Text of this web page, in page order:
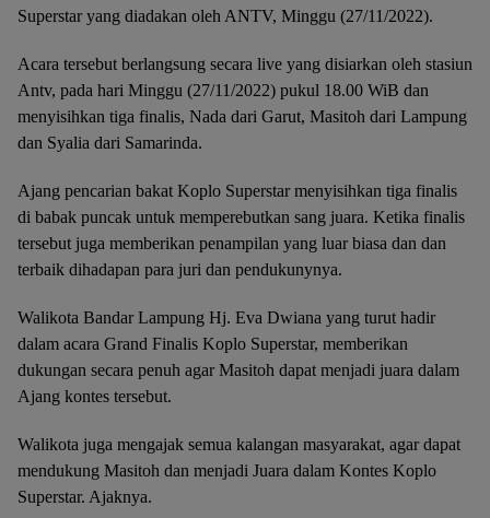
Superstar yang diadakan oleh ANTV, Minggu (27/11/2022).
Acara tersebut berlangsung secara live yang disiarkan oleh stasiun
Antv, pada hari Minggu (27/11/2022) pukul 18.00 WiB dan
menyisihkan tiga finalis, Nada dari Garut, Masitoh dari Lampung
dan Syalia dari Samarinda.
Ajang pencarian bakat Koplo Superstar menyisihkan tiga finalis
di babak puncak untuk memperebutkan sang juara. Ketika finalis
tersebut juga memberikan penampilan yang luar biasa dan dan
terbaik dihadapan para juri dan pendukunynya.
Walikota Bandar Lampung Hj. Eva Dwiana yang turut hadir
dalam acara Grand Finalis Koplo Superstar, memberikan
dukungan secara penuh agar Masitoh dapat menjadi juara dalam
Ajang kontes tersebut.
Walikota juga mengajak semua kalangan masyarakat, agar dapat
mendukung Masitoh dan menjadi Juara dalam Kontes Koplo
Superstar. Ajaknya.